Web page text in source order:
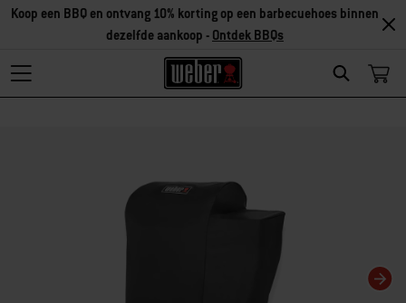
Search
Koop een BBQ en ontvang 10% korting op een barbecuehoes binnen
dezelfde aankoop - Ontdek BBQs